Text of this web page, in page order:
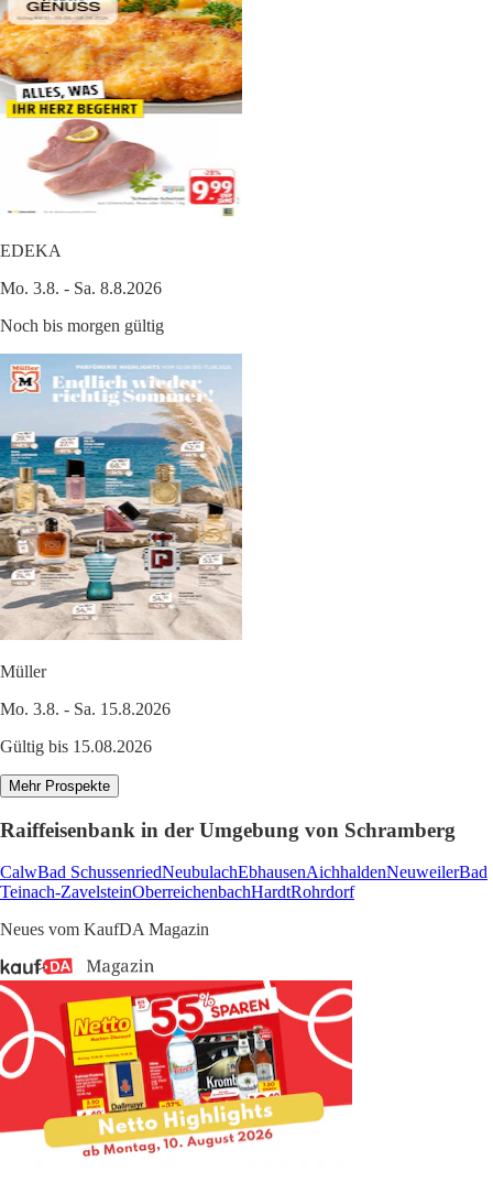
EDEKA
Mo. 3.8. - Sa. 8.8.2026
Noch bis morgen gültig
Müller
Mo. 3.8. - Sa. 15.8.2026
Gültig bis 15.08.2026
Mehr Prospekte
Raiffeisenbank in der Umgebung von Schramberg
CalwBad SchussenriedNeubulachEbhausenAichhaldenNeuweilerBad
Teinach-ZavelsteinOberreichenbachHardtRohrdorf
Neues vom KaufDA Magazin